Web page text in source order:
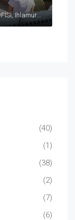
(40)
(1)
(38)
(2)
(7)
(6)